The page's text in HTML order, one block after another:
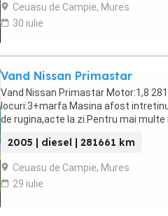
Ceuasu de Campie, Mures
30 iulie
Vand Nissan Primastar
Vand Nissan Primastar Motor:1,8
locuri:3+marfa Masina afost
de rugina,acte la zi.Pentru mai
2005 | diesel | 281661 km
Ceuasu de Campie, Mures
29 iulie